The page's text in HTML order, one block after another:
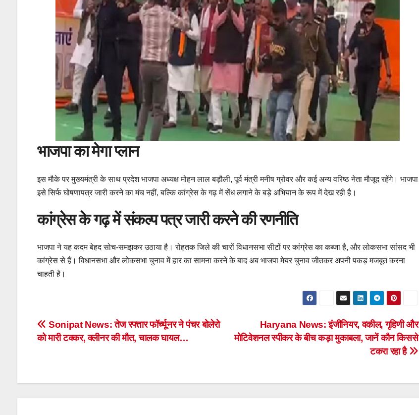
भाजपा का मेगा प्लान
इस मौके पर मुख्यमंत्री के साथ प्रदेश भाजपा अध्यक्ष मोहन लाल बड़ौली, पूर्व मंत्री मनीष ग्रोवर और कई अन्य वरिष्ठ नेता मौजूद रहेंगे। भाजपा
इसे सिर्फ घोषणापत्र जारी करने का मंच नहीं, बल्कि कांग्रेस के गढ़ में सेंध लगाने के बड़े अभियान के रूप में देख रही है।
कांग्रेस के गढ़ में संकल्प पत्र जारी करने की रणनीति
भाजपा ने यह कदम बेहद सोच-समझकर उठाया है। रोहतक जिले की चारों विधानसभा सीटों पर कांग्रेस का कब्जा है, और लोकसभा सांसद भी
कांग्रेस से हैं। विधानसभा और लोकसभा चुनाव में हार का सामना करने के बाद अब भाजपा मेयर चुनाव जीतकर अपनी पकड़ मजबूत करना
चाहती है।
Post
navigation
Haryana News: इंजीनियर, वकील, गृहिणी और
मोटिवेशनल स्पीकर के बीच कड़ा मुकाबला, जानें कौन किससे
टकरा रहा है
Sonipat News: तेज रफ्तार फॉर्च्यूनर ने पंचर बोलेरो
को मारी टक्कर, क्लीनर की मौत, चालक घायल…